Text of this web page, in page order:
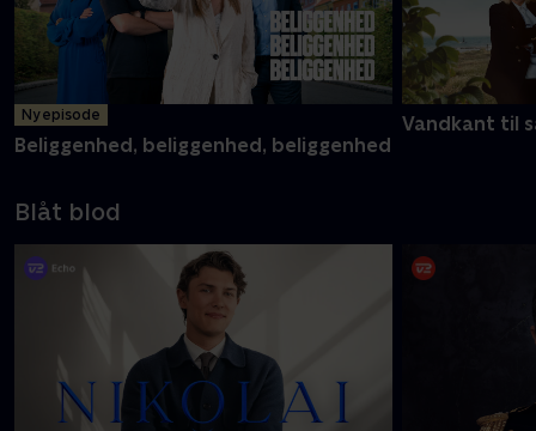
Ny episode
Beliggenhed, beliggenhed, beliggenhed
Vandkant til
Blåt blod